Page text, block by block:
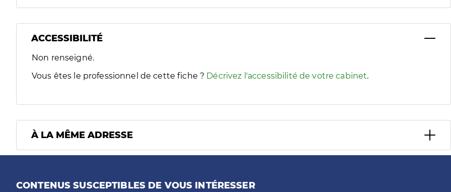
ACCESSIBILITÉ
Filtres
Sélectionnez un ou plusieurs handicaps/besoins spécifiques pour afficher les informations d'accessibilité associées
Non renseigné.
Vous êtes le professionnel de cette fiche ? Décrivez l'accessibilité de votre cabinet.
À LA MÊME ADRESSE
CONTENUS SUSCEPTIBLES DE VOUS INTÉRESSER